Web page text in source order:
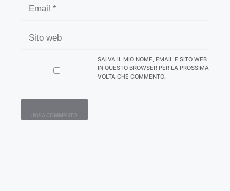
WEB
SALVA IL MIO NOME, EMAIL E SITO WEB
IN QUESTO BROWSER PER LA PROSSIMA
VOLTA CHE COMMENTO.